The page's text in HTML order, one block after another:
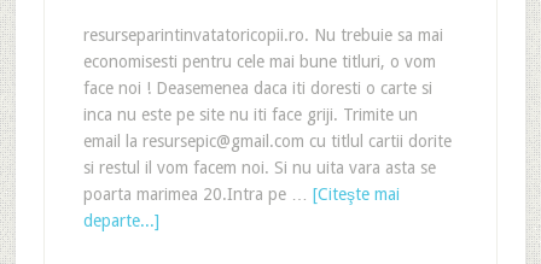
resurseparintinvatatoricopii.ro. Nu trebuie sa mai
economisesti pentru cele mai bune titluri, o vom
face noi ! Deasemenea daca iti doresti o carte si
inca nu este pe site nu iti face griji. Trimite un
email la resursepic@gmail.com cu titlul cartii dorite
si restul il vom facem noi. Si nu uita vara asta se
poarta marimea 20.Intra pe … [Citeşte mai
departe...]